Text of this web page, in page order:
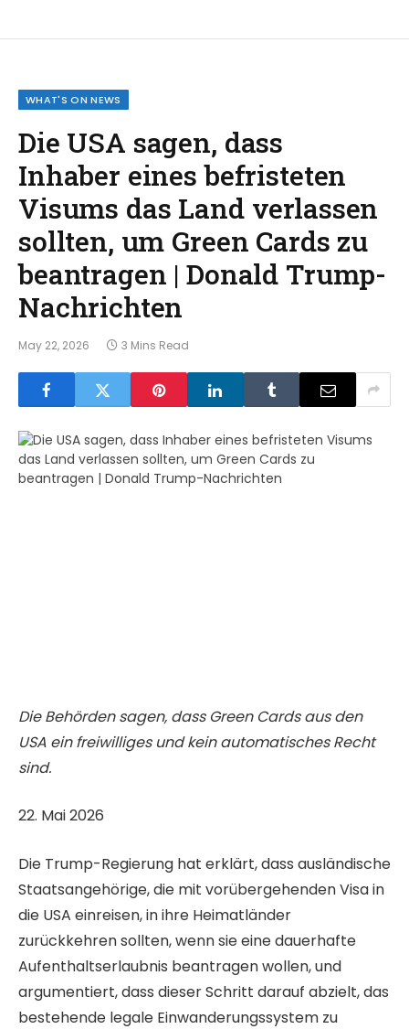
WHAT'S ON NEWS
Die USA sagen, dass
Inhaber eines befristeten
Visums das Land verlassen
sollten, um Green Cards zu
beantragen | Donald Trump-
Nachrichten
May 22, 2026 3 Mins Read
Die Behörden sagen, dass Green Cards aus den
USA ein freiwilliges und kein automatisches Recht
sind.
V
r
ö
f
f
e
n
t
22. Mai 2026
Die Trump-Regierung hat erklärt, dass ausländische
Staatsangehörige, die mit vorübergehenden Visa in
die USA einreisen, in ihre Heimatländer
zurückkehren sollten, wenn sie eine dauerhafte
Aufenthaltserlaubnis beantragen wollen, und
argumentiert, dass dieser Schritt darauf abzielt, das
bestehende legale Einwanderungssystem zu